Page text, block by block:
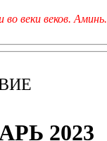
веки веков. Аминь.
2023